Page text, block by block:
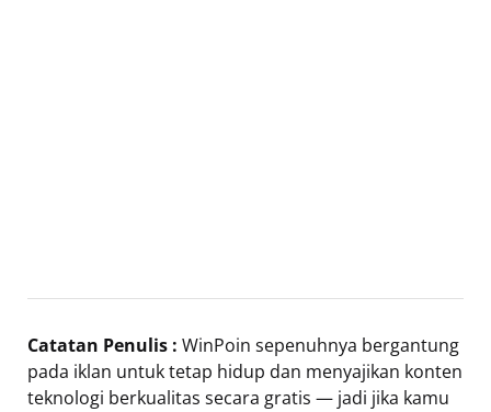
Catatan Penulis : WinPoin sepenuhnya bergantung
pada iklan untuk tetap hidup dan menyajikan konten
teknologi berkualitas secara gratis — jadi jika kamu